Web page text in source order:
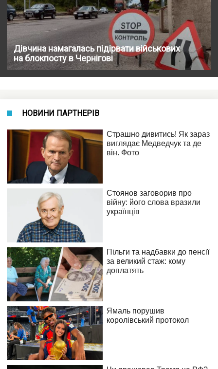
Дівчина намагалась підірвати військових
на блокпосту в Чернігові
НОВИНИ ПАРТНЕРІВ